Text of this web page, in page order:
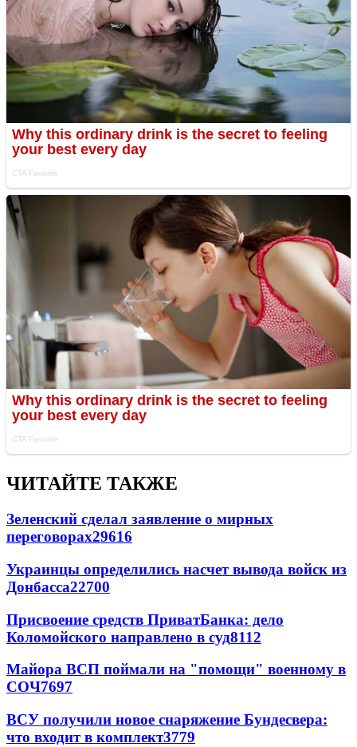
ЧИТАЙТЕ ТАКЖЕ
Зеленский сделал заявление о мирных
переговорах29616
Украинцы определились насчет вывода войск из
Донбасса22700
Присвоение средств ПриватБанка: дело
Коломойского направлено в суд8112
Майора ВСП поймали на "помощи" военному в
СОЧ7697
ВСУ получили новое снаряжение Бундесвера:
что входит в комплект3779